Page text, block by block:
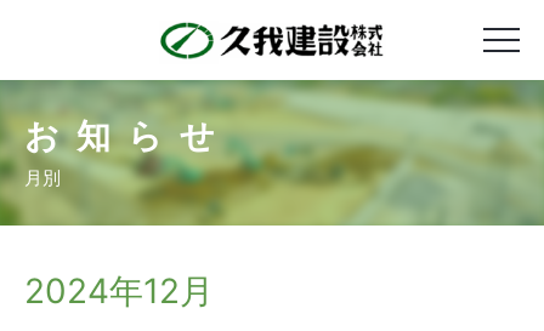
お知らせ
月別
2024年12月